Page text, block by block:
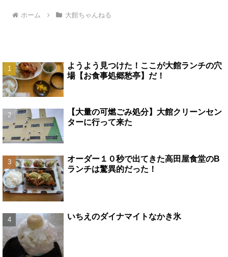
ホーム 大館ちゃんねる
ようよう見つけた！ここが大館ランチの穴
場【お食事処郷愁亭】だ！
【大量の可燃ごみ処分】大館クリーンセン
ターに行って来た
オーダー１０秒で出てきた高田屋食堂のB
ランチは驚異的だった！
いちえのダイナマイトなかき氷